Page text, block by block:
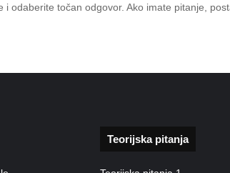
odaberite točan odgovor. Ako imate pitanje,
Teorijska pitanja